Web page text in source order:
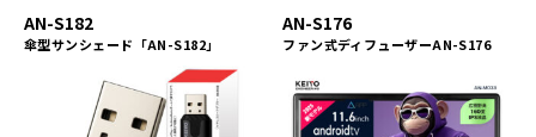
AN-S182
傘型サンシェード「AN-S182」
AN-S176
ファン式ディフューザーAN-S176